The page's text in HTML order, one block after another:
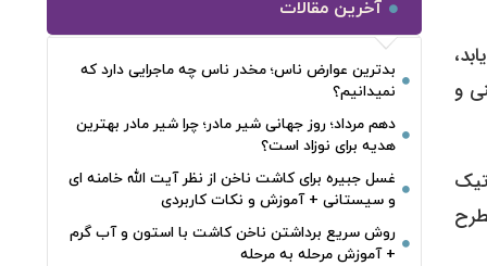
و
آخرین مقالات
بدترین عوارض ناس؛ مخدر ناس چه ماجرایی دارد که
نمیدانیم؟
دهم مرداد؛ روز جهانی شیر مادر؛ چرا شیر مادر بهترین
هدیه برای نوزاد است؟
غسل جبیره برای کاشت ناخن از نظر آیت الله خامنه ای
و سیستانی + آموزش و نکات کاربردی
روش سریع برداشتن ناخن کاشت با استون و آب گرم
+ آموزش مرحله به مرحله